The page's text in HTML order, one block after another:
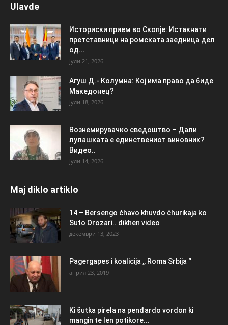
Ulavde
Историски прием во Скопје: Истакнати
претставници на ромската заедница дел
од...
јули 21, 2026
Агуш Д.- Колумна: Кој има право да биде
Македонец?
јули 18, 2026
Вознемирувачко сведоштво – Дали
лулашката е единствениот виновник?
Видео..
јули 14, 2026
Maj diklo artiklo
14 – Bersengo ćhavo khuvdo ćhurikaja ko
Suto Orozari.. dikhen video
декември 13, 2023
Pagergapes i koalicija ,, Roma Srbija “
април 23, 2019
Ki šutka pirela na penđardo vordon ki
mangin te len potikore...